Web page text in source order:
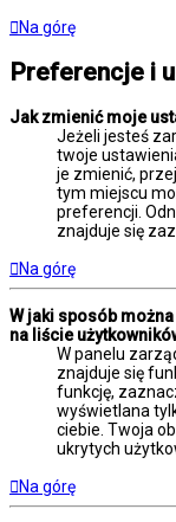
Na górę
Preferencje i
Jak zmienić moje
Jeżeli jesteś
twoje
je zmienić,
tym miejscu
preferencji.
znajduje się
Na górę
W jaki sposób
na liście
W panelu
znajduje się
funkcję,
wyświetlana
ciebie. Twoja
ukrytych
Na górę